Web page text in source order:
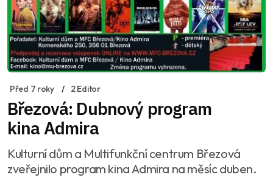
Před 7 roky 2 Editor
Březová: Dubnový program
kina Admira
Kulturní dům a Multifunkční centrum Březová
zveřejnilo program kina Admira na měsíc duben.